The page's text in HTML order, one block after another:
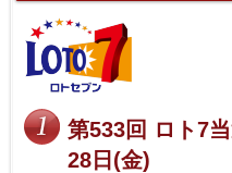
第533回 ロト7
28日(金)